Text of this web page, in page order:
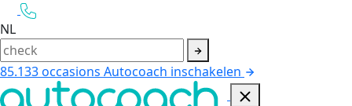
NL
85.133occasions Autocoach inschakelen